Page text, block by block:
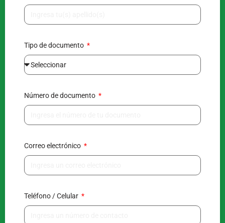
Tipo de documento
Número de documento
Correo electrónico
Teléfono / Celular